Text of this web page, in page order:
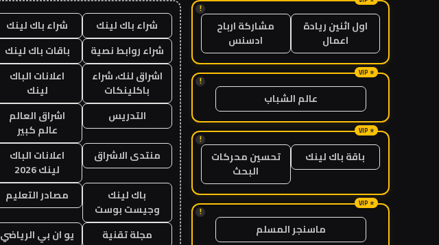
!
اول اثنين ريادة
اعمال
مشاركة ارباح
ادسنس
!
عالم الشباب
!
باقة باك لينك
تحسين محركات
البحث
!
ماسنجر المسلم
شراء باك لينك
شراء باك لينك
شراء روابط نصية
باقات باك لينك
اشراق لنك، شراء
باكلينكات
اعلانات الباك
لينك
التدريس
اشراق العالم
عالم كبير
منتدى الاشراق
اعلانات الباك
لينك 2026
باك لينك
وجيست بوست
مصادر التعليم
مجلة تقنية
يو ان بي الرياضي